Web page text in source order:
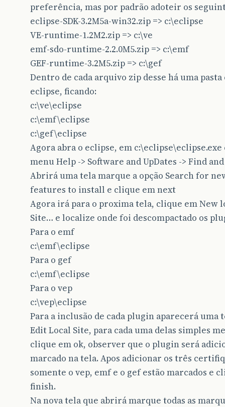
preferência, mas por padrão adoteir os
eclipse-SDK-3.2M5a-win32.zip => c:\eclipse
VE-runtime-1.2M2.zip => c:\ve
emf-sdo-runtime-2.2.0M5.zip => c:\emf
GEF-runtime-3.2M5.zip => c:\gef
Dentro de cada arquivo zip desse há uma pasta
eclipse, ficando:
c:\ve\eclipse
c:\emf\eclipse
c:\gef\eclipse
Agora abra o eclipse, em
menu Help -> Software and UpDates -> Find
Abrirá uma tela marque a opção Search for
features to install e clique em next
Agora irá para o proxima tela, clique em New
Site… e localize onde foi descompactado os
Para o emf
c:\emf\eclipse
Para o gef
c:\emf\eclipse
Para o vep
c:\vep\eclipse
Para a inclusão de cada plugin aparecerá uma
Edit Local Site, para cada uma delas simples
clique em ok, observer que o plugin será
marcado na tela. Apos adicionar os três
somente o vep, emf e o gef estão marcados e
finish.
Na nova tela que abrirá marque todas as